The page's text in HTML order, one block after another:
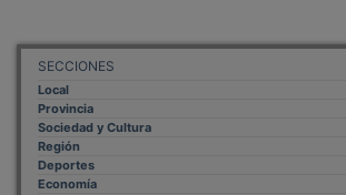
SECCIONES
Local
Provincia
Sociedad y Cultura
Región
Deportes
Economía